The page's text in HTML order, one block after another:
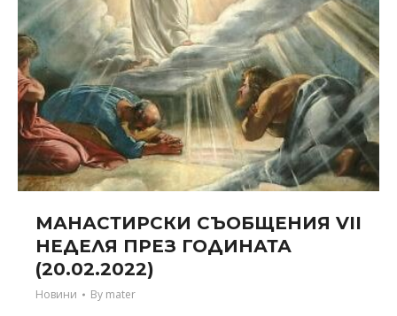
МАНАСТИРСКИ СЪОБЩЕНИЯ VII
НЕДЕЛЯ ПРЕЗ ГОДИНАТА
(20.02.2022)
Новини By mater